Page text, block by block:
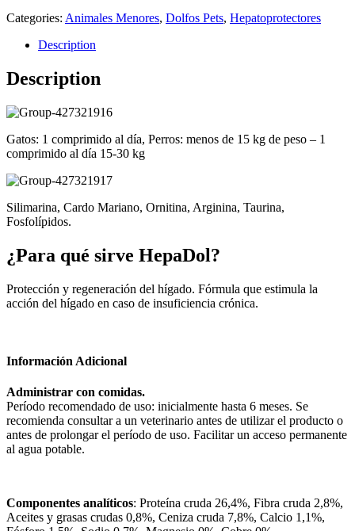
Categories: Animales Menores, Dolfos Pets, Hepatoprotectores
Description
Description
Gatos: 1 comprimido al día, Perros: menos de 15 kg de peso – 1
comprimido al día 15-30 kg
Silimarina, Cardo Mariano, Ornitina, Arginina, Taurina,
Fosfolípidos.
¿Para qué sirve HepaDol?
Protección y regeneración del hígado. Fórmula que estimula la
acción del hígado en caso de insuficiencia crónica.
Información Adicional
Administrar con comidas.
Período recomendado de uso: inicialmente hasta 6 meses. Se
recomienda consultar a un veterinario antes de utilizar el producto o
antes de prolongar el período de uso. Facilitar un acceso permanente
al agua potable.
Componentes analíticos: Proteína cruda 26,4%, Fibra cruda 2,8%,
Aceites y grasas crudas 0,8%, Ceniza cruda 7,8%, Calcio 1,1%,